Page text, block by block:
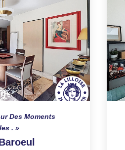
Des Moments
.